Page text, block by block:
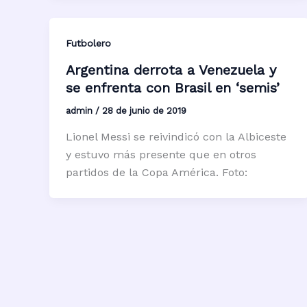
Futbolero
Argentina derrota a Venezuela y
se enfrenta con Brasil en ‘semis’
admin / 28 de junio de 2019
Lionel Messi se reivindicó con la Albiceste
y estuvo más presente que en otros
partidos de la Copa América. Foto: